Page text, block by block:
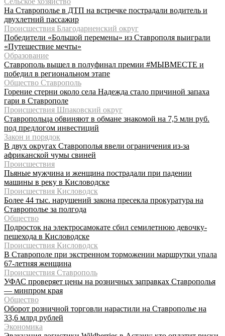
На Ставрополье в ДТП на встречке пострадали водитель и
двухлетний пассажир
Происшествия Благодарненский округ
Победители «Большой перемены» из Ставрополя выиграли
«Путешествие мечты»
Образование
Ставрополь вышел в полуфинал премии #МЫВМЕСТЕ и
победил в региональном этапе
Общество Ставрополь
Горение стерни около села Надежда стало причиной запаха
гари в Ставрополе
Происшествия Шпаковский округ
Ставропольца обвиняют в обмане знакомой на 7,5 млн руб.
под предлогом инвестиций
Закон и порядок
В двух округах Ставрополья ввели ограничения из-за
африканской чумы свиней
Происшествия
Пьяные мужчина и женщина пострадали при падении
машины в реку в Кисловодске
Происшествия Кисловодск
Более 44 тыс. нарушений закона пресекла прокуратура на
Ставрополье за полгода
Общество
Подросток на электросамокате сбил семилетнюю девочку-
пешехода в Кисловодске
Происшествия Кисловодск
В Ставрополе при экстренном торможении маршрутки упала
67-летняя женщина
Происшествия Ставрополь
УФАС проверяет цены на розничных заправках Ставрополья
— минпром края
Общество
Оборот розничной торговли нарастили на Ставрополье на
33,6 млрд рублей
Экономика